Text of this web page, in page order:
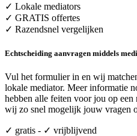
✓ Lokale mediators
✓ GRATIS offertes
✓ Razendsnel vergelijken
Echtscheiding aanvragen middels
Vul het formulier in en wij
lokale mediator. Meer informatie
hebben alle feiten voor jou op
wij zo snel mogelijk jouw vragen
✓ gratis - ✓ vrijblijvend